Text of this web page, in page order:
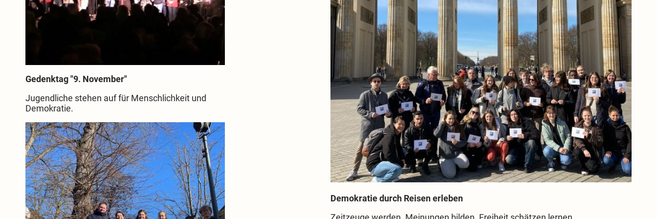
Gedenktag "9. November"
Jugendliche stehen auf für Menschlichkeit und
Demokratie.
Demokratie durch Reisen erleben